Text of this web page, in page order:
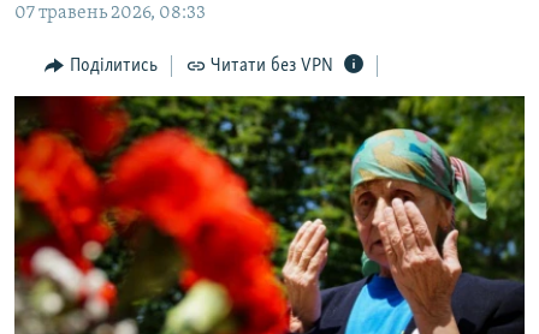
Перейти
пошуку
ПОГЛЯД
ІНТЕРВ'Ю
ВСЕ ЗА ДЕНЬ
СПЕЦПРОЕКТИ
ДЕПОРТАЦІЯ
ВІДЕОУРОКИ «ELIFBE»
СВІДЧЕННЯ ОКУПАЦІЇ
УКРАЇНСЬКА ПРОБЛЕМА КРИМУ
ЯК ОБІЙТИ БЛОКУВАННЯ
Русский
Qırımtatar
07 травень 2026, 08:33
Поділитись Читати без VPN